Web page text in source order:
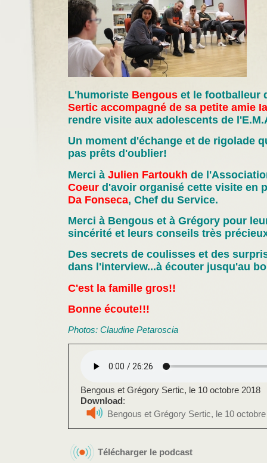
L'humoriste Bengous et le footballeur
Sertic accompagné de sa petite amie
rendre visite aux adolescents de
Un moment d'échange et de rigolade
pas prêts d'oublier!
Merci à Julien Fartoukh de
Coeur d'avoir organisé cette visite en
Da Fonseca, Chef du Service.
Merci à Bengous et à Grégory pour
sincérité et leurs conseils très
Des secrets de coulisses et des
dans l'interview...à écouter jusqu'au
C'est la famille gros!!
Bonne écoute!!!
Photos: Claudine Petaroscia
Bengous et Grégory Sertic, le 10 octobre 2018
Download:
Bengous et Grégory Sertic, le 10
Télécharger le podcast